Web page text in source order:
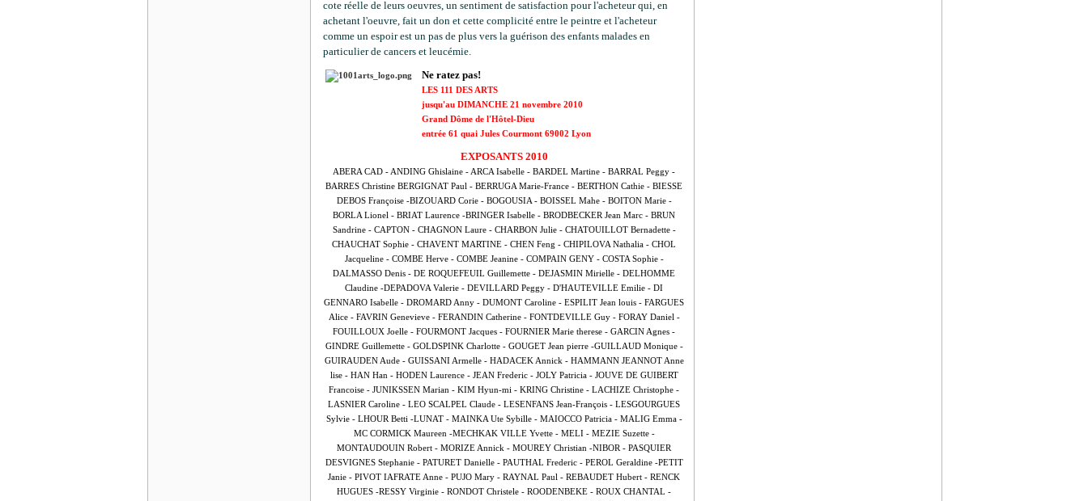
cote réelle de leurs oeuvres, un sentiment de satisfaction pour l'acheteur qui, en
achetant l'oeuvre, fait un don et cette complicité entre le peintre et l'acheteur
comme un espoir est un pas de plus vers la guérison des enfants malades en
particulier de cancers et leucémie.
Ne ratez pas!
LES 111 DES ARTS
jusqu'au DIMANCHE 21 novembre 2010
Grand Dôme de l'Hôtel-Dieu
entrée 61 quai Jules Courmont 69002 Lyon
EXPOSANTS 2010
ABERA CAD - ANDING Ghislaine - ARCA Isabelle - BARDEL Martine - BARRAL Peggy -
BARRES Christine BERGIGNAT Paul - BERRUGA Marie-France - BERTHON Cathie - BIESSE
DEBOS Françoise -BIZOUARD Corie - BOGOUSIA - BOISSEL Mahe - BOITON Marie -
BORLA Lionel - BRIAT Laurence -BRINGER Isabelle - BRODBECKER Jean Marc - BRUN
Sandrine - CAPTON - CHAGNON Laure - CHARBON Julie - CHATOUILLOT Bernadette -
CHAUCHAT Sophie - CHAVENT MARTINE - CHEN Feng - CHIPILOVA Nathalia - CHOL
Jacqueline - COMBE Herve - COMBE Jeanine - COMPAIN GENY - COSTA Sophie -
DALMASSO Denis - DE ROQUEFEUIL Guillemette - DEJASMIN Mirielle - DELHOMME
Claudine -DEPADOVA Valerie - DEVILLARD Peggy - D'HAUTEVILLE Emilie - DI
GENNARO Isabelle - DROMARD Anny - DUMONT Caroline - ESPILIT Jean louis - FARGUES
Alice - FAVRIN Genevieve - FERANDIN Catherine - FONTDEVILLE Guy - FORAY Daniel -
FOUILLOUX Joelle - FOURMONT Jacques - FOURNIER Marie therese - GARCIN Agnes -
GINDRE Guillemette - GOLDSPINK Charlotte - GOUGET Jean pierre -GUILLAUD Monique -
GUIRAUDEN Aude - GUISSANI Armelle - HADACEK Annick - HAMMANN JEANNOT Anne
lise - HAN Han - HODEN Laurence - JEAN Frederic - JOLY Patricia - JOUVE DE GUIBERT
Francoise - JUNIKSSEN Marian - KIM Hyun-mi - KRING Christine - LACHIZE Christophe -
LASNIER Caroline - LEO SCALPEL Claude - LESENFANS Jean-François - LESGOURGUES
Sylvie - LHOUR Betti -LUNAT - MAINKA Ute Sybille - MAIOCCO Patricia - MALIG Emma -
MC CORMICK Maureen -MECHKAK VILLE Yvette - MELI - MEZIE Suzette -
MONTAUDOUIN Robert - MORIZE Annick - MOUREY Christian -NIBOR - PASQUIER
DESVIGNES Stephanie - PATURET Danielle - PAUTHAL Frederic - PEROL Geraldine -PETIT
Janie - PIVOT IAFRATE Anne - PUJO Mary - RAYNAL Paul - REBAUDET Hubert - RENCK
HUGUES -RESSY Virginie - RONDOT Christele - ROODENBEKE - ROUX CHANTAL -